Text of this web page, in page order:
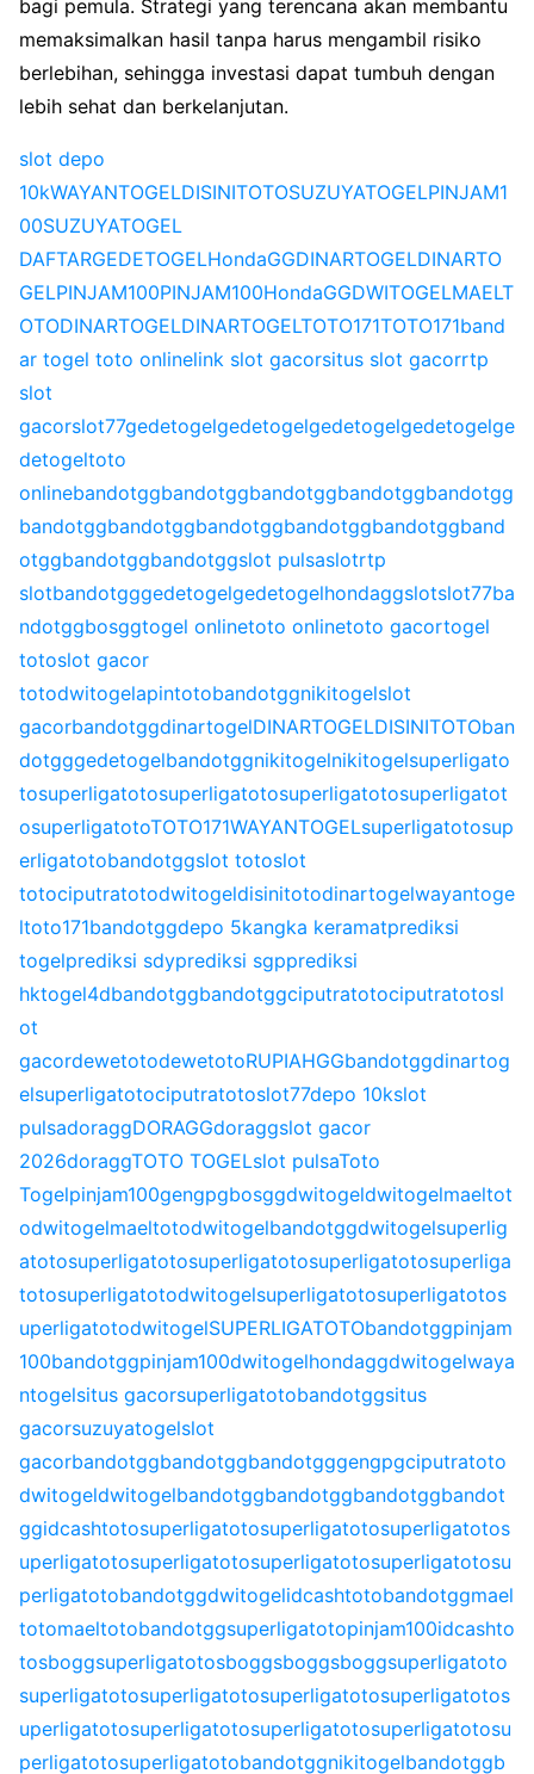
bagi pemula. Strategi yang terencana akan membantu
memaksimalkan hasil tanpa harus mengambil risiko
berlebihan, sehingga investasi dapat tumbuh dengan
lebih sehat dan berkelanjutan.
slot depo
10kWAYANTOGELDISINITOTOSUZUYATOGELPINJAM1
00SUZUYATOGEL
DAFTARGEDETOGELHondaGGDINARTOGELDINARTO
GELPINJAM100PINJAM100HondaGGDWITOGELMAELT
OTODINARTOGELDINARTOGELTOTO171TOTO171band
ar togel toto onlinelink slot gacorsitus slot gacorrtp
slot
gacorslot77gedetogelgedetogelgedetogelgedetogelge
detogeltoto
onlinebandotggbandotggbandotggbandotggbandotgg
bandotggbandotggbandotggbandotggbandotggband
otggbandotggbandotggslot pulsaslotrtp
slotbandotgggedetogelgedetogelhondaggslotslot77ba
ndotggbosggtogel onlinetoto onlinetoto gacortogel
totoslot gacor
totodwitogelapintotobandotggnikitogelslot
gacorbandotggdinartogelDINARTOGELDISINITOTOban
dotgggedetogelbandotggnikitogelnikitogelsuperligato
tosuperligatotosuperligatotosuperligatotosuperligatot
osuperligatotoTOTO171WAYANTOGELsuperligatotosup
erligatotobandotggslot totoslot
totociputratotodwitogeldisinitotodinartogelwayantoge
ltoto171bandotggdepo 5kangka keramatprediksi
togelprediksi sdyprediksi sgpprediksi
hktogel4dbandotggbandotggciputratotociputratotosl
ot
gacordewetotodewetotoRUPIAHGGbandotggdinartog
elsuperligatotociputratotoslot77depo 10kslot
pulsadoraggDORAGGdoraggslot gacor
2026doraggTOTO TOGELslot pulsaToto
Togelpinjam100gengpgbosggdwitogeldwitogelmaeltot
odwitogelmaeltotodwitogelbandotggdwitogelsuperlig
atotosuperligatotosuperligatotosuperligatotosuperliga
totosuperligatotodwitogelsuperligatotosuperligatotos
uperligatotodwitogelSUPERLIGATOTObandotggpinjam
100bandotggpinjam100dwitogelhondaggdwitogelwaya
ntogelsitus gacorsuperligatotobandotggsitus
gacorsuzuyatogelslot
gacorbandotggbandotggbandotgggengpgciputratoto
dwitogeldwitogelbandotggbandotggbandotggbandot
ggidcashtotosuperligatotosuperligatotosuperligatotos
uperligatotosuperligatotosuperligatotosuperligatotosu
perligatotobandotggdwitogelidcashtotobandotggmael
totomaeltotobandotggsuperligatotopinjam100idcashto
tosboggsuperligatotosboggsboggsboggsuperligatoto
superligatotosuperligatotosuperligatotosuperligatotos
uperligatotosuperligatotosuperligatotosuperligatotosu
perligatotosuperligatotobandotggnikitogelbandotggb